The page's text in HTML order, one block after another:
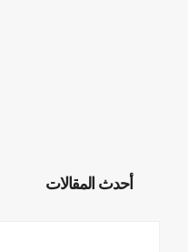
أحدث المقالات